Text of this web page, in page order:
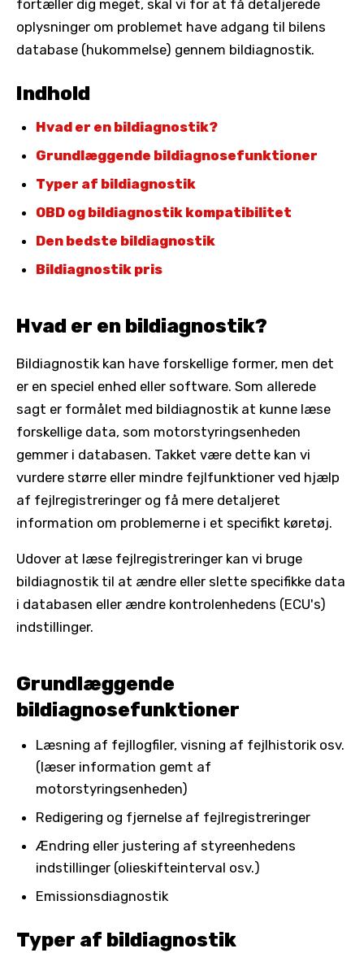
fortæller dig meget, skal vi for at få detaljerede
oplysninger om problemet have adgang til bilens
database (hukommelse) gennem bildiagnostik.
Indhold
Hvad er en bildiagnostik?
Grundlæggende bildiagnosefunktioner
Typer af bildiagnostik
OBD og bildiagnostik kompatibilitet
Den bedste bildiagnostik
Bildiagnostik pris
Hvad er en bildiagnostik?
Bildiagnostik kan have forskellige former, men det
er en speciel enhed eller software. Som allerede
sagt er formålet med bildiagnostik at kunne læse
forskellige data, som motorstyringsenheden
gemmer i databasen. Takket være dette kan vi
vurdere større eller mindre fejlfunktioner ved hjælp
af fejlregistreringer og få mere detaljeret
information om problemerne i et specifikt køretøj.
Udover at læse fejlregistreringer kan vi bruge
bildiagnostik til at ændre eller slette specifikke data
i databasen eller ændre kontrolenhedens (ECU's)
indstillinger.
Grundlæggende
bildiagnosefunktioner
Læsning af fejllogfiler, visning af fejlhistorik osv.
(læser information gemt af
motorstyringsenheden)
Redigering og fjernelse af fejlregistreringer
Ændring eller justering af styreenhedens
indstillinger (olieskifteinterval osv.)
Emissionsdiagnostik
Typer af bildiagnostik